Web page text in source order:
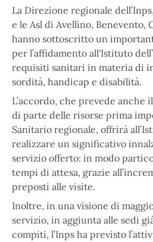
La Direzione regionale
e le Asl di Avellino, Benevento,
hanno sottoscritto un
per l’affidamento all'Istituto
requisiti sanitari in materia di
sordità, handicap e disabilità.
L’accordo, che prevede anche
di parte delle risorse prima
Sanitario regionale, offrirà
realizzare un significativo
servizio offerto: in modo
tempi di attesa, grazie
preposti alle visite.
Inoltre, in una visione di
servizio, in aggiunta alle sedi
compiti, l’Inps ha previsto